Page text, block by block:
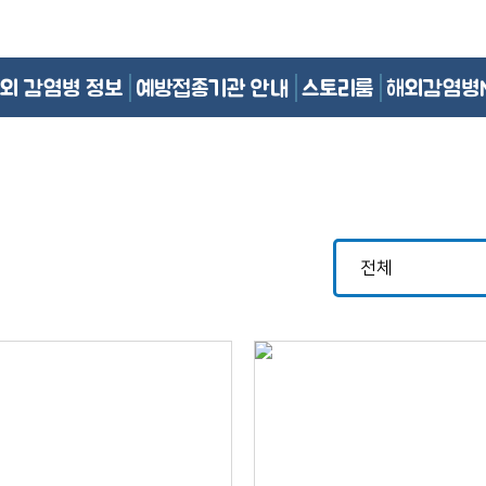
감염병 정보 예방접종기관 안내 스토리룸 해외감염